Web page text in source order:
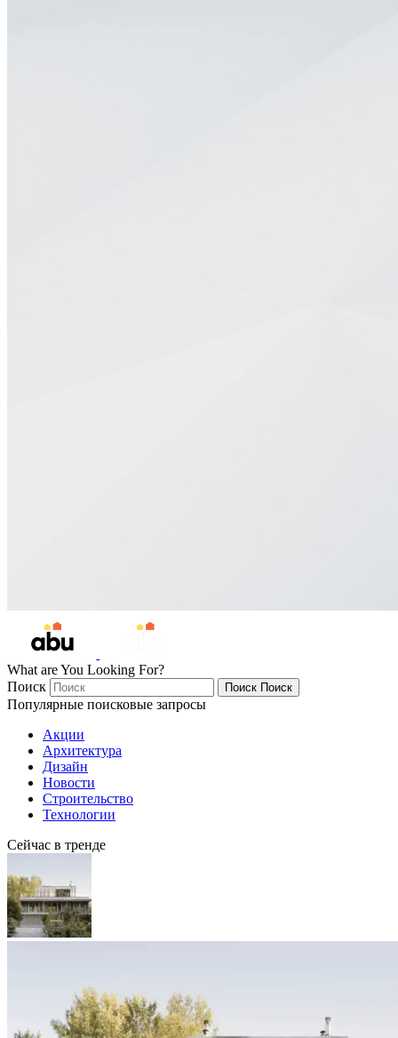
What are You Looking For?
Поиск
Поиск Поиск
Популярные поисковые запросы
Акции
Архитектура
Дизайн
Новости
Строительство
Технологии
Сейчас в тренде